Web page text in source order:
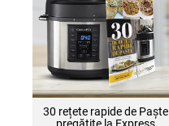
30 rețete rapide de Paște
pregătite la Express